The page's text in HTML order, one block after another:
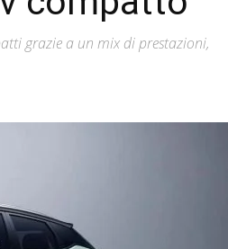
grazie a un mix di prestazioni,